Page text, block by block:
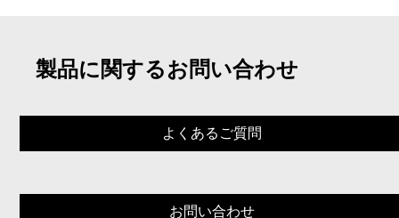
製品に関するお問い合わせ
よくあるご質問
お問い合わせ